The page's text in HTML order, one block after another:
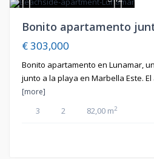
Bonito apartamento
€ 303,000
Bonito apartamento en Lunamar,
junto a la playa en Marbella Este.
[more]
3 2 82,00 m2